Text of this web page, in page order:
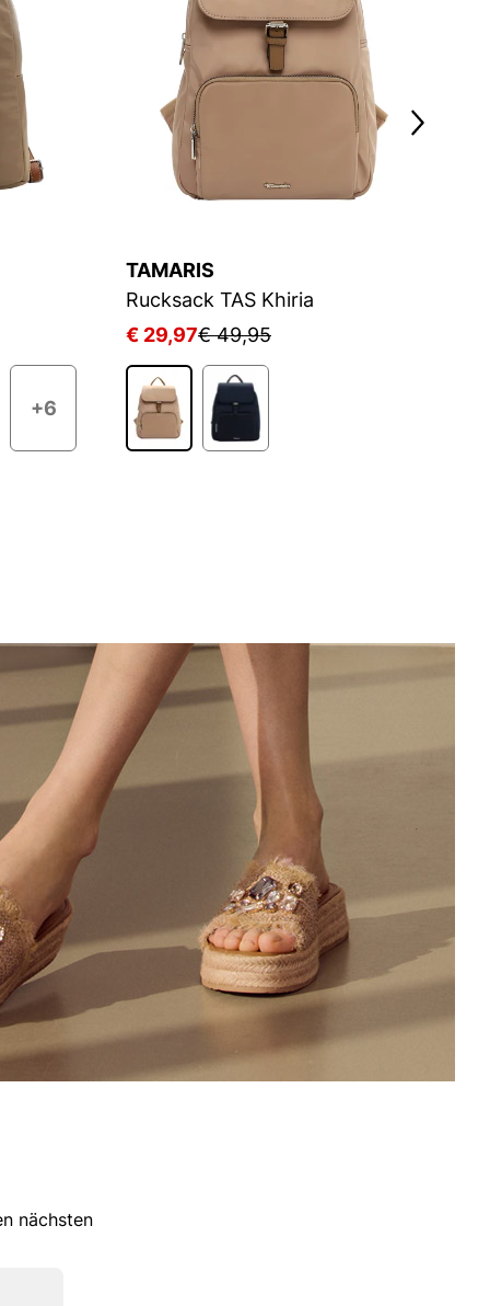
+6
TAMARIS
Rucksack TAS Khiria
€ 29,97€ 49,95
nächsten